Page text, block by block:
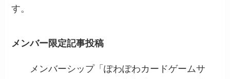
す。
メンバー限定記事投稿
メンバーシップ「ぽわぽわカードゲームサ